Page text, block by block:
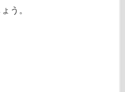
う。